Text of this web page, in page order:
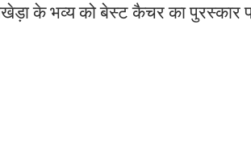
के भव्य को बेस्ट कैचर का पुरस्कार